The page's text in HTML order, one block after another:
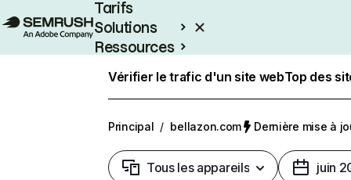
Tarifs
Solutions
Ressources
Vérifier le trafic d'un site webTop des
Principal / bellazon.com Dernière mise à
Tous les appareils juin